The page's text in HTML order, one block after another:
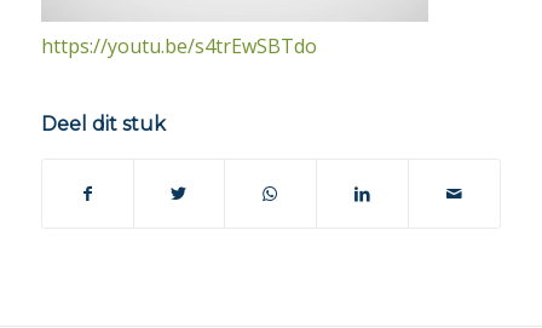
https://youtu.be/s4trEwSBTdo
Deel dit stuk